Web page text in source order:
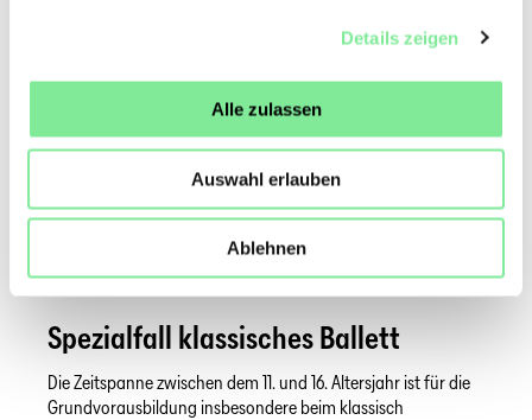
Details zeigen
Alle zulassen
Auswahl erlauben
Ablehnen
Überangebot von K+S-Klassen im Fachbereich Tanz, sondern
K+S Reglement
Adressen K+S Deutschschweiz
Adressen K+S franz. Schweiz
Referat zu K+Svon Gabriela Schärer-Jenk
Spezialfall klassisches Ballett
Die Zeitspanne zwischen dem 11. und 16. Altersjahr ist für die
Grundvorausbildung insbesondere beim klassisch